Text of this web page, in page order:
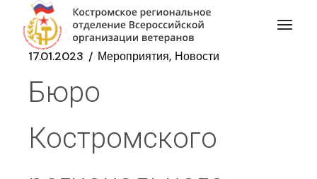
17.01.2023 Мероприятия Новости
Бюро
Костромского